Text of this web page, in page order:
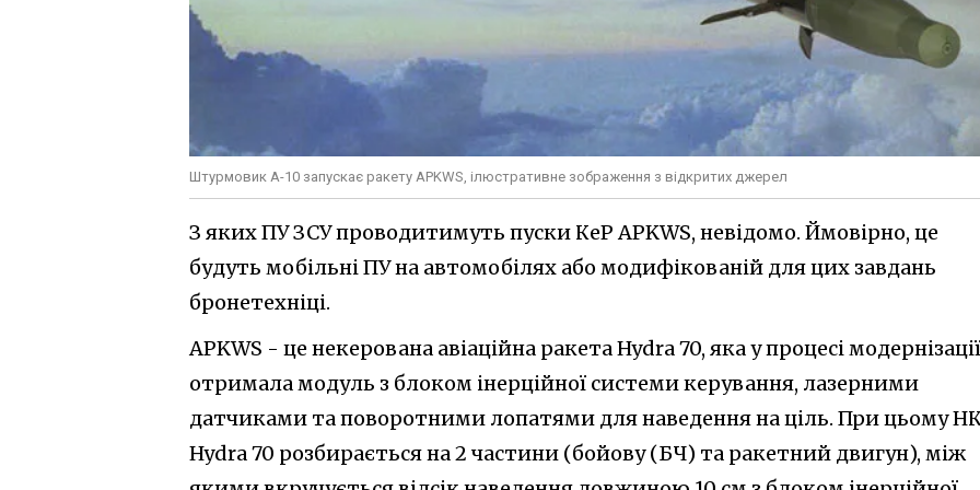
Штурмовик А-10 запускає ракету APKWS, ілюстративне зображення з відкритих джерел
З яких ПУ ЗСУ проводитимуть пуски КеР APKWS, невідомо. Ймовірно, це
будуть мобільні ПУ на автомобілях або модифікованій для цих завдань
бронетехніці.
APKWS - це некерована авіаційна ракета Hydra 70, яка у процесі модернізації
отримала модуль з блоком інерційної системи керування, лазерними
датчиками та поворотними лопатями для наведення на ціль. При цьому
Hydra 70 розбирається на 2 частини (бойову (БЧ) та ракетний двигун), між